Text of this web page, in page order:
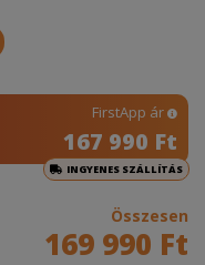
FirstApp ár
167 990 Ft
INGYENES SZÁLLÍTÁS
Összesen
169 990 Ft